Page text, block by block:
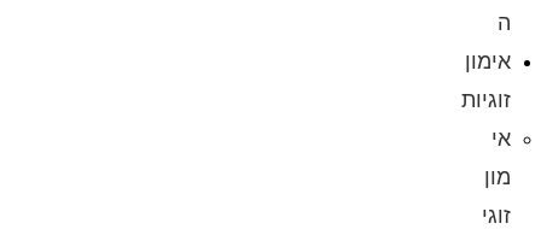
ה
אימון
זוגיות
אי
מון
זוגי